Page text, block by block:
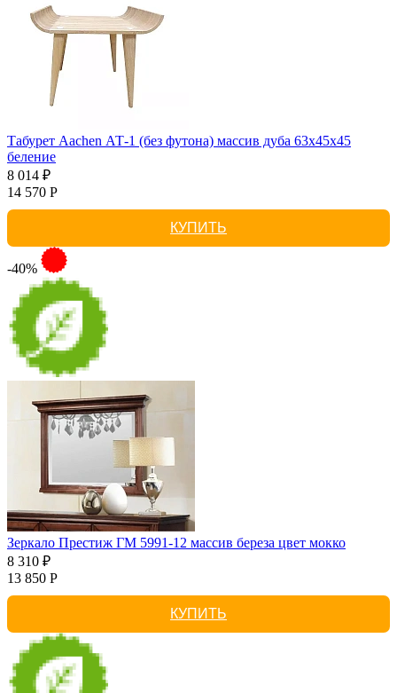
Табурет Aachen АТ-1 (без футона) массив дуба 63х45х45
беление
8 014 ₽
14 570 Р
КУПИТЬ
-40%
Зеркало Престиж ГМ 5991-12 массив береза цвет мокко
8 310 ₽
13 850 Р
КУПИТЬ